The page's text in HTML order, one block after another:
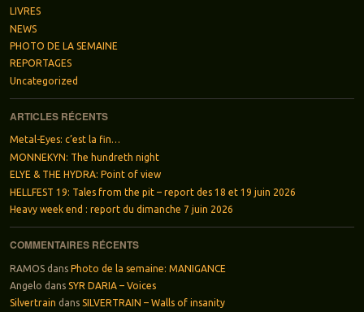
LIVRES
NEWS
PHOTO DE LA SEMAINE
REPORTAGES
Uncategorized
ARTICLES RÉCENTS
Metal-Eyes: c’est la fin…
MONNEKYN: The hundreth night
ELYE & THE HYDRA: Point of view
HELLFEST 19: Tales from the pit – report des 18 et 19 juin 2026
Heavy week end : report du dimanche 7 juin 2026
COMMENTAIRES RÉCENTS
RAMOSdans Photo de la semaine: MANIGANCE
Angelo dans SYR DARIA – Voices
Silvertrain dans SILVERTRAIN – Walls of insanity